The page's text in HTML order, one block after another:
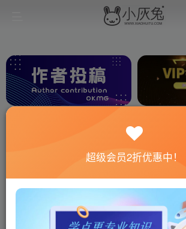
最新发布 游戏分享 建站资源 梦幻
更新 浏览 点赞 评论
超级会员2折优惠中！